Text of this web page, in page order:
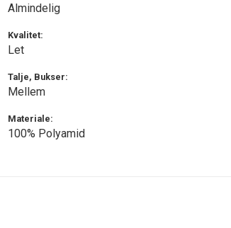
Almindelig
Kvalitet:
Let
Talje, Bukser:
Mellem
Materiale:
100% Polyamid